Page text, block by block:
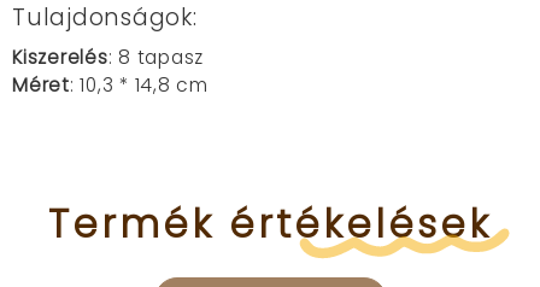
Tulajdonságok:
Kiszerelés: 8 tapasz
Méret: 10,3 * 14,8 cm
Termék értékelések